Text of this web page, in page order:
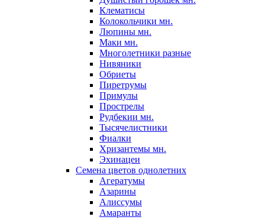
Клематисы
Колокольчики мн.
Люпины мн.
Маки мн.
Многолетники разные
Нивяники
Обриеты
Пиретрумы
Примулы
Прострелы
Рудбекии мн.
Тысячелистники
Фиалки
Хризантемы мн.
Эхинацеи
Семена цветов однолетних
Агератумы
Азарины
Алиссумы
Амаранты